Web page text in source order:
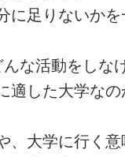
に足りないか
な活動をしな
適した大学な
、大学に行く